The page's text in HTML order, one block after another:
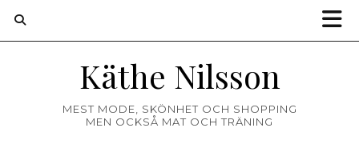
Käthe Nilsson
MEST MODE, SKÖNHET OCH SHOPPING
MEN OCKSÅ MAT OCH TRÄNING